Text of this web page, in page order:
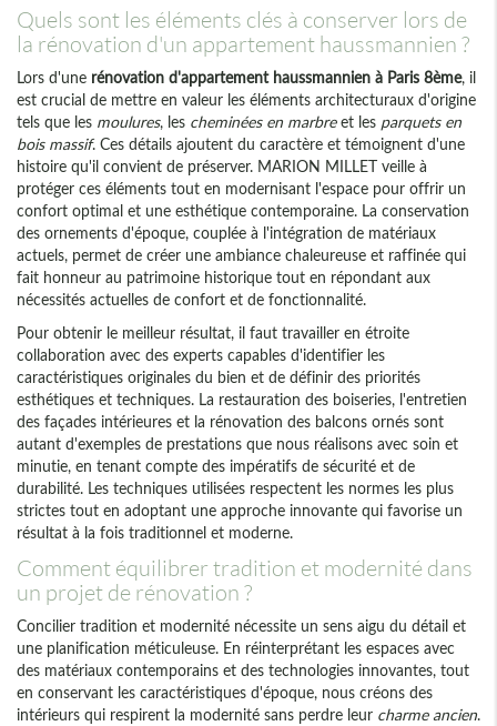
Quels sont les éléments clés à conserver lors de
la rénovation d'un appartement haussmannien ?
Lors d'une rénovation d'appartement haussmannien à Paris 8ème, il
est crucial de mettre en valeur les éléments architecturaux d'origine
tels que les moulures, les cheminées en marbreet les parquets en
bois massif. Ces détails ajoutent du caractère et témoignent d'une
histoire qu'il convient de préserver. MARION MILLET veille à
protéger ces éléments tout en modernisant l'espace pour offrir un
confort optimal et une esthétique contemporaine. La conservation
des ornements d'époque, couplée à l'intégration de matériaux
actuels, permet de créer une ambiance chaleureuse et raffinée qui
fait honneur au patrimoine historique tout en répondant aux
nécessités actuelles de confort et de fonctionnalité.
Pour obtenir le meilleur résultat, il faut travailler en étroite
collaboration avec des experts capables d'identifier les
caractéristiques originales du bien et de définir des priorités
esthétiques et techniques. La restauration des boiseries, l'entretien
des façades intérieures et la rénovation des balcons ornés sont
autant d'exemples de prestations que nous réalisons avec soin et
minutie, en tenant compte des impératifs de sécurité et de
durabilité. Les techniques utilisées respectent les normes les plus
strictes tout en adoptant une approche innovante qui favorise un
résultat à la fois traditionnel et moderne.
Comment équilibrer tradition et modernité dans
un projet de rénovation ?
Concilier tradition et modernité nécessite un sens aigu du détail et
une planification méticuleuse. En réinterprétant les espaces avec
des matériaux contemporains et des technologies innovantes, tout
en conservant les caractéristiques d'époque, nous créons des
intérieurs qui respirent la modernité sans perdre leur charme ancien.